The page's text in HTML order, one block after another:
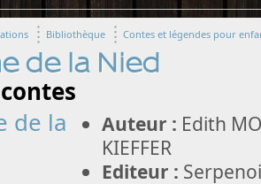
Bibliothèque Contes et légendes pour
de la Nied
Auteur : Edith
KIEFFER
Editeur :